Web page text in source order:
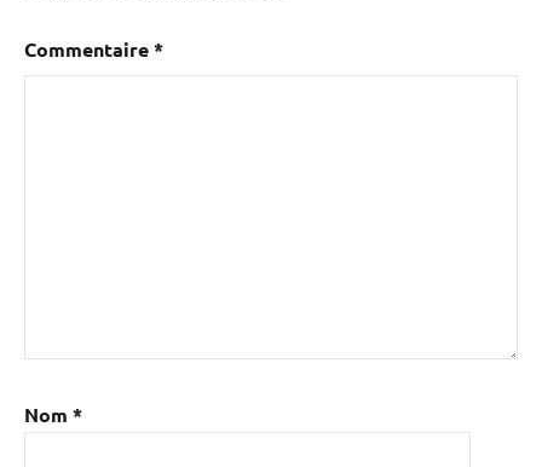
Commentaire*
Nom *